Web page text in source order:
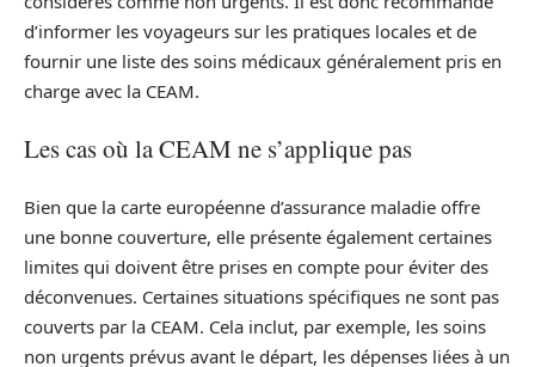
d’informer les voyageurs sur les pratiques locales et de
fournir une liste des soins médicaux généralement pris en
charge avec la CEAM.
Les cas où la CEAM ne s’applique pas
Bien que la carte européenne d’assurance maladie offre
une bonne couverture, elle présente également certaines
limites qui doivent être prises en compte pour éviter des
déconvenues. Certaines situations spécifiques ne sont pas
couverts par la CEAM. Cela inclut, par exemple, les soins
non urgents prévus avant le départ, les dépenses liées à un